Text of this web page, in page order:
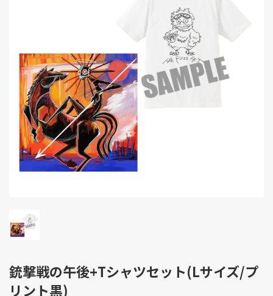
銃撃戦の午後+Tシャツセット(Lサイズ/プ
リント黒)